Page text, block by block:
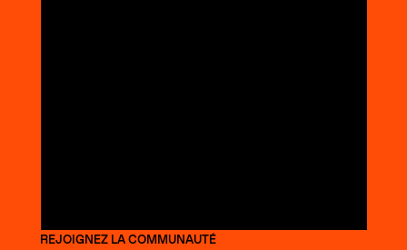
REJOIGNEZ LA COMMUNAUTÉ